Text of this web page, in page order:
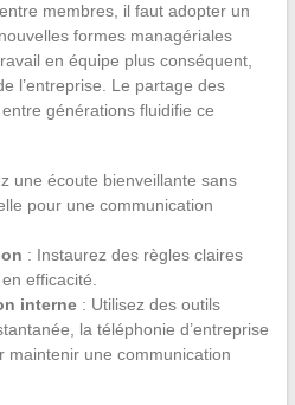
membres, il faut adopter un
formes managériales
en équipe plus conséquent,
l’entreprise. Le partage des
générations fluidifie ce
une écoute bienveillante sans
pour une communication
: Instaurez des règles claires
efficacité.
interne: Utilisez des outils
la téléphonie d’entreprise
maintenir une communication